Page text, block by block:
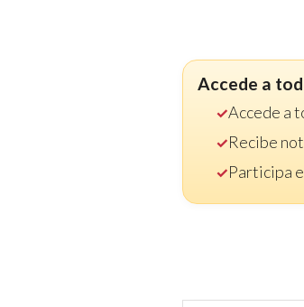
Accede a
Accede a
Recibe
Participa